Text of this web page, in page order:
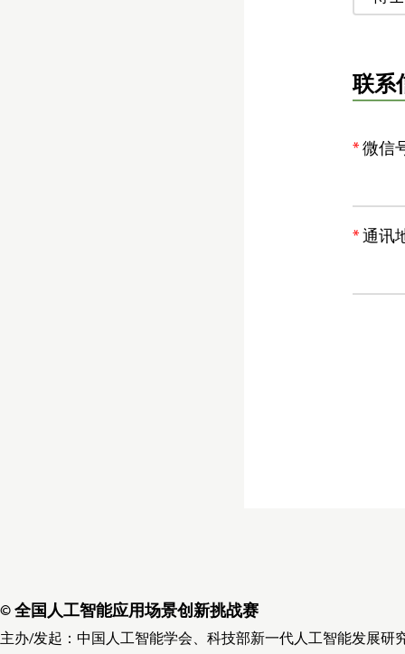
联系
微信
通讯
© 全国人工智能应用场景创新挑战赛
主办/发起：中国人工智能学会、科技部新一代人工智能发展研